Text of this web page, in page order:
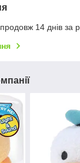
14 днів за